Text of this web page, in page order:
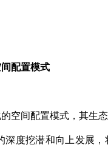
配置模式
空间配置模式，其生
度挖潜和向上发展